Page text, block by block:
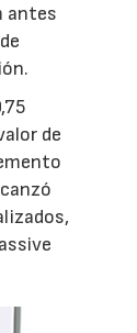
antes
de